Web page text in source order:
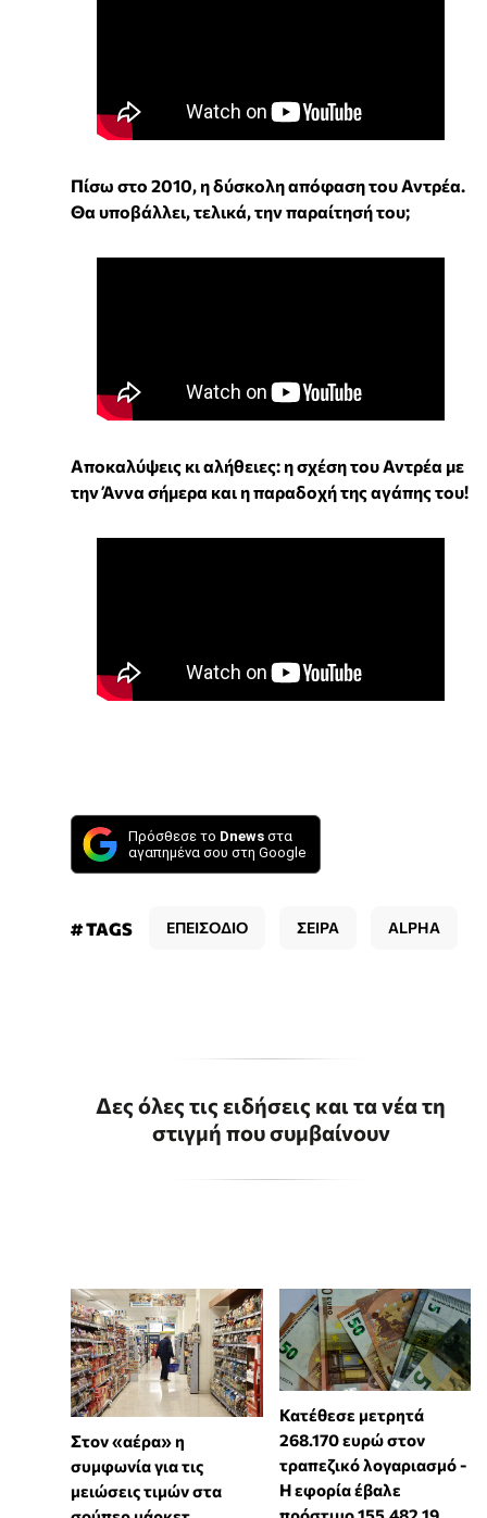
Πίσω στο 2010, η δύσκολη απόφαση του Αντρέα.
Θα υποβάλλει, τελικά, την παραίτησή του;
Αποκαλύψεις κι αλήθειες: η σχέση του Αντρέα με
την Άννα σήμερα και η παραδοχή της αγάπης του!
Πρόσθεσε το Dnews στα
αγαπημένα σου στη Google
# TAGS ΕΠΕΙΣΟΔΙΟ ΣΕΙΡΑ ALPHA
Δες όλες τις ειδήσεις και τα νέα τη
στιγμή που συμβαίνουν
Στον «αέρα» η
συμφωνία για τις
μειώσεις τιμών στα
Κατέθεσε μετρητά
268.170 ευρώ στον
τραπεζικό λογαριασμό -
Η εφορία έβαλε